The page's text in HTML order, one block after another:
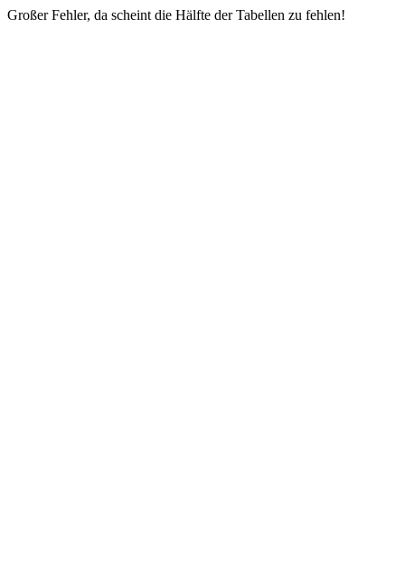
Großer Fehler, da scheint die Hälfte der Tabellen zu fehlen!